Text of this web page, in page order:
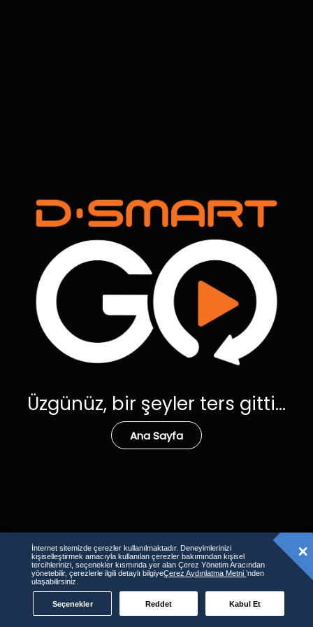
Üzgünüz, bir şeyler ters gitti...
Ana Sayfa
İnternet sitemizde çerezler kullanılmaktadır. Deneyimlerinizi
kişiselleştirmek amacıyla kullanılan çerezler bakımından kişisel
tercihlerinizi, seçenekler kısmında yer alan Çerez Yönetim Aracından
yönetebilir, çerezlerle ilgili detaylı bilgiyeÇerez Aydınlatma Metni’nden
ulaşabilirsiniz.
Seçenekler Reddet Kabul Et